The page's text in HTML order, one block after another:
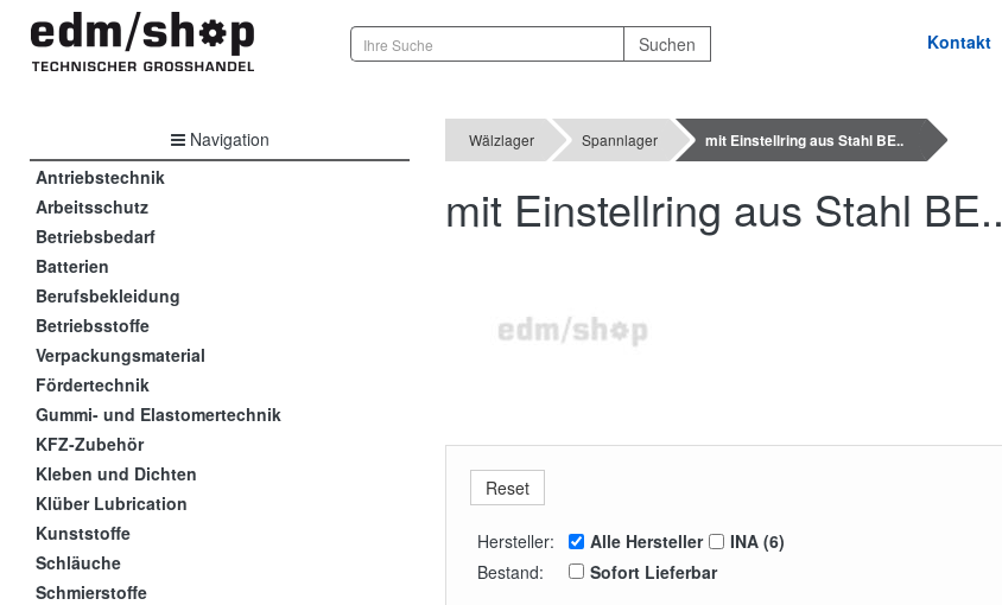
Kontakt
Navigation
Antriebstechnik
Arbeitsschutz
Betriebsbedarf
Batterien
Berufsbekleidung
Betriebsstoffe
Verpackungsmaterial
Fördertechnik
Gummi- und Elastomertechnik
KFZ-Zubehör
Kleben und Dichten
Klüber Lubrication
Kunststoffe
Schläuche
Schmierstoffe
Wälzlager Spannlager mit Einstellring aus Stahl BE..
mit Einstellring aus Stahl BE..
Hersteller: Alle Hersteller
INA (6)
Bestand:
Sofort Lieferbar